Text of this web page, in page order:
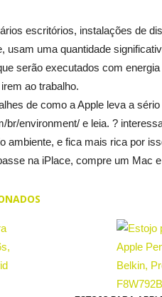
escritórios, instalações de
usam uma quantidade
serão executados com
ao trabalho.
de como a Apple leva a
br/environment/ e leia. ?
ambiente, e fica mais rica por
na iPlace, compre um Mac